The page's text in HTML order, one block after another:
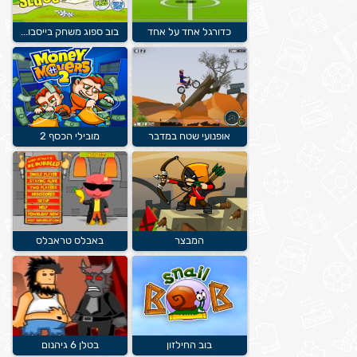
כדורגל אחד על אחד בוב ספוג משחק בייסבו...
אופנועי שטח במדבר מובילי הכסף 2
המבצר באבלס טראבלס
בוב החילזון בטלן 6 גיהנום